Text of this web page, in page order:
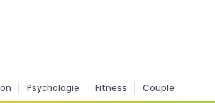
Psychologie Fitness Couple